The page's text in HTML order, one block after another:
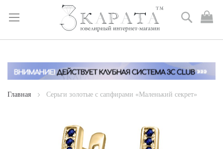
Skip
Content
Поиск
Главная Серьги золотые с сапфирами «Маленький секрет»